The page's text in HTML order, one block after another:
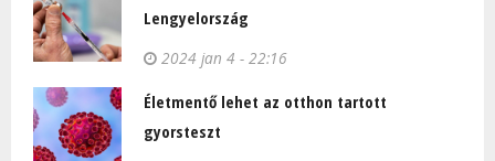
Lengyelország
2024 jan 4 - 22:16
Életmentő lehet az otthon tartott
gyorsteszt